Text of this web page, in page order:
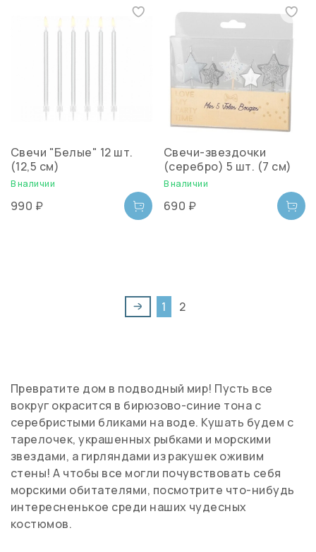
Свечи "Белые" 12 шт.
(12,5 см)
В наличии
990 ₽
Свечи-звездочки
(серебро) 5 шт. (7 см)
В наличии
690 ₽
1 2
Превратите дом в подводный мир! Пусть все
вокруг окрасится в бирюзово-синие тона с
серебристыми бликами на воде. Кушать будем с
тарелочек, украшенных рыбками и морскими
звездами, а гирляндами из ракушек оживим
стены! А чтобы все могли почувствовать себя
морскими обитателями, посмотрите что-нибудь
интересненькое среди наших чудесных
костюмов.